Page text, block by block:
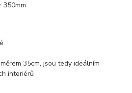
350mm
35cm, jsou tedy ideálním
interiérů